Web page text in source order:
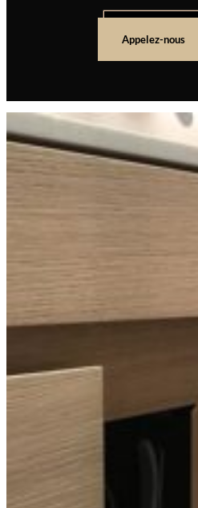
Appelez-nous